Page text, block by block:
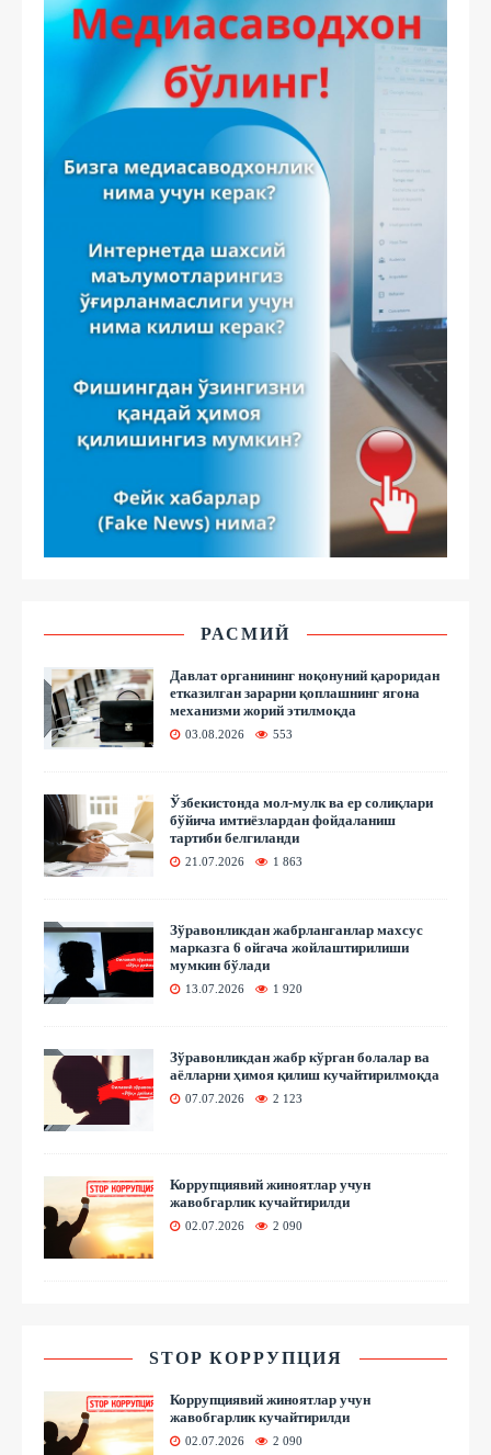
РАСМИЙ
Давлат органининг ноқонуний қароридан
етказилган зарарни қоплашнинг ягона
механизми жорий этилмоқда
03.08.2026 553
Ўзбекистонда мол-мулк ва ер солиқлари
бўйича имтиёзлардан фойдаланиш
тартиби белгиланди
21.07.2026 1 863
Зўравонликдан жабрланганлар махсус
марказга 6 ойгача жойлаштирилиши
мумкин бўлади
13.07.2026 1 920
Зўравонликдан жабр кўрган болалар ва
аёлларни ҳимоя қилиш кучайтирилмоқда
07.07.2026 2 123
Коррупциявий жиноятлар учун
жавобгарлик кучайтирилди
02.07.2026 2 090
STOP КОРРУПЦИЯ
Коррупциявий жиноятлар учун
жавобгарлик кучайтирилди
02.07.2026 2 090